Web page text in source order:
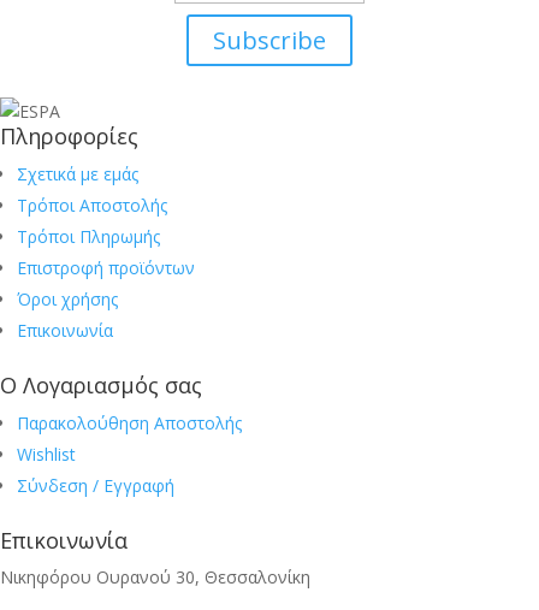
Subscribe
Πληροφορίες
Σχετικά με εμάς
Τρόποι Αποστολής
Τρόποι Πληρωμής
Επιστροφή προϊόντων
Όροι χρήσης
Επικοινωνία
Ο Λογαριασμός σας
Παρακολούθηση Αποστολής
Wishlist
Σύνδεση / Εγγραφή
Επικοινωνία
Νικηφόρου Ουρανού 30, Θεσσαλονίκη